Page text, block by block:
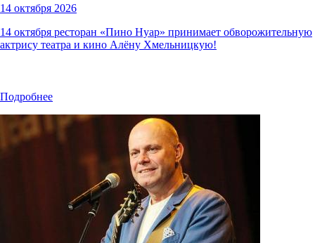
14 октября 2026
14 октября ресторан «Пино Нуар» принимает обворожительную
актрису театра и кино Алёну Хмельницкую!
Подробнее